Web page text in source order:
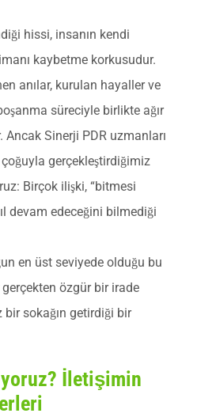
hissi, insanın kendi
kaybetme korkusudur.
anılar, kurulan hayaller ve
süreciyle birlikte ağır
Ancak Sinerji PDR uzmanları
çoğuyla gerçekleştirdiğimiz
Birçok ilişki, “bitmesi
devam edeceğini bilmediği
en üst seviyede olduğu bu
özgür bir irade
bir sokağın getirdiği bir
İletişimin